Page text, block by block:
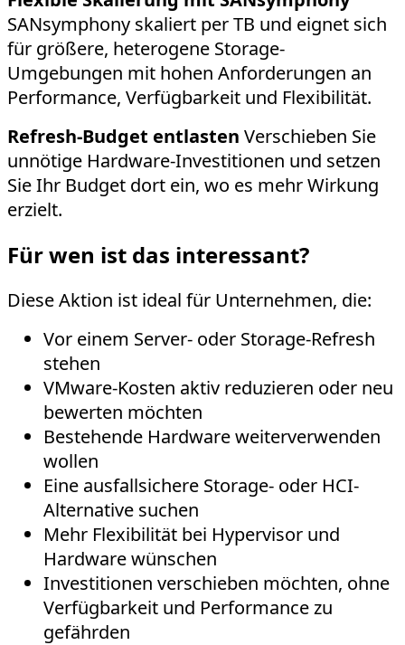
SANsymphony skaliert per TB und eignet sich
für größere, heterogene Storage-
Umgebungen mit hohen Anforderungen an
Performance, Verfügbarkeit und Flexibilität.
Refresh-Budget entlasten Verschieben Sie
unnötige Hardware-Investitionen und setzen
Sie Ihr Budget dort ein, wo es mehr Wirkung
erzielt.
Für wen ist das interessant?
Diese Aktion ist ideal für Unternehmen, die:
Vor einem Server- oder Storage-Refresh
stehen
VMware-Kosten aktiv reduzieren oder neu
bewerten möchten
Bestehende Hardware weiterverwenden
wollen
Eine ausfallsichere Storage- oder HCI-
Alternative suchen
Mehr Flexibilität bei Hypervisor und
Hardware wünschen
Investitionen verschieben möchten, ohne
Verfügbarkeit und Performance zu
gefährden